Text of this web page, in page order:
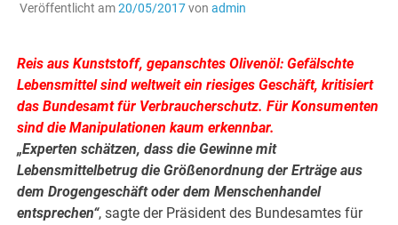
Veröffentlicht am20/05/2017von admin
Reis aus Kunststoff, gepanschtes Olivenöl: Gefälschte
Lebensmittel sind weltweit ein riesiges Geschäft, kritisiert
das Bundesamt für Verbraucherschutz. Für Konsumenten
sind die Manipulationen kaum erkennbar.
„Experten schätzen, dass die Gewinne mit
Lebensmittelbetrug die Größenordnung der Erträge aus
dem Drogengeschäft oder dem Menschenhandel
entsprechen“, sagte der Präsident des Bundesamtes für